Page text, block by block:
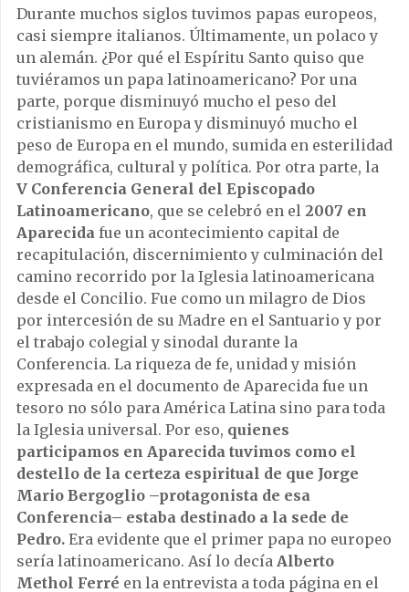
Durante muchos siglos tuvimos papas europeos,
casi siempre italianos. Últimamente, un polaco y
un alemán. ¿Por qué el Espíritu Santo quiso que
tuviéramos un papa latinoamericano? Por una
parte, porque disminuyó mucho el peso del
cristianismo en Europa y disminuyó mucho el
peso de Europa en el mundo, sumida en esterilidad
demográfica, cultural y política. Por otra parte, la
V Conferencia General del Episcopado
Latinoamericano, que se celebró en el 2007 en
Aparecida fue un acontecimiento capital de
recapitulación, discernimiento y culminación del
camino recorrido por la Iglesia latinoamericana
desde el Concilio. Fue como un milagro de Dios
por intercesión de su Madre en el Santuario y por
el trabajo colegial y sinodal durante la
Conferencia. La riqueza de fe, unidad y misión
expresada en el documento de Aparecida fue un
tesoro no sólo para América Latina sino para toda
la Iglesia universal. Por eso, quienes
participamos en Aparecida tuvimos como el
destello de la certeza espiritual de que Jorge
Mario Bergoglio –protagonista de esa
Conferencia– estaba destinado a la sede de
Pedro. Era evidente que el primer papa no europeo
sería latinoamericano. Así lo decía Alberto
Methol Ferré en la entrevista a toda página en el